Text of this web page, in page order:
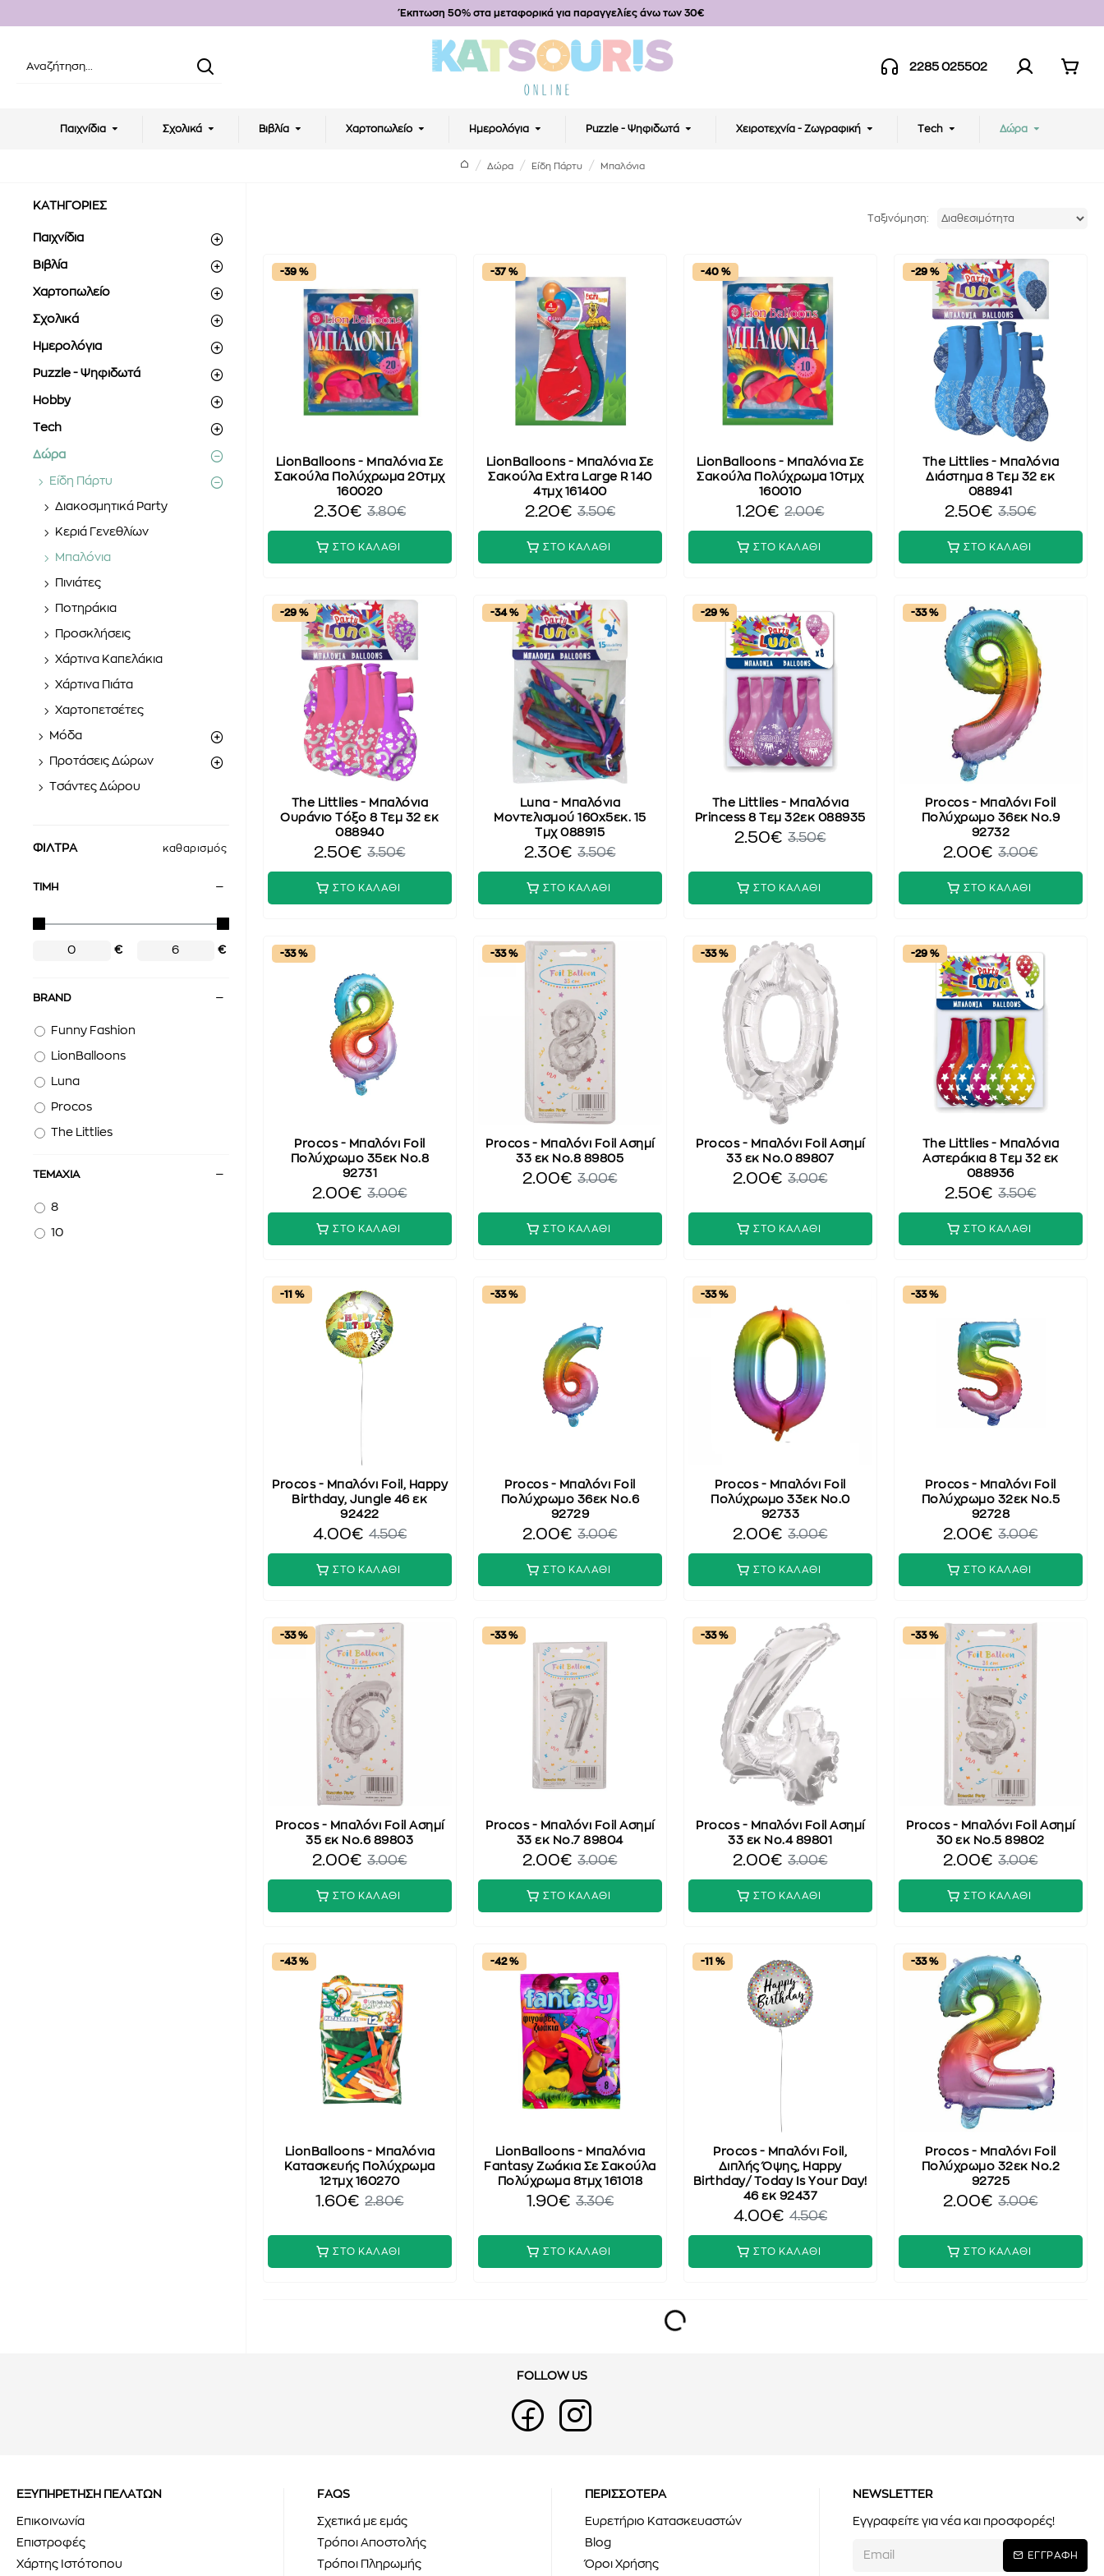
Έκπτωση 50% στα μεταφορικά για παραγγελίες άνω των 30€
2285 025502
Παιχνίδια Σχολικά Βιβλία Χαρτοπωλείο Ημερολόγια Puzzle - Ψηφιδωτά Χειροτεχνία - Ζωγραφική Tech Δώρα
Δώρα Είδη Πάρτυ Μπαλόνια
ΚΑΤΗΓΟΡΙΕΣ
Παιχνίδια
Βιβλία
Χαρτοπωλείο
Σχολικά
Ημερολόγια
Puzzle - Ψηφιδωτά
Hobby
Tech
Δώρα
Είδη Πάρτυ
Διακοσμητικά Party
Κεριά Γενεθλίων
Μπαλόνια
Πινιάτες
Ποτηράκια
Προσκλήσεις
Χάρτινα Καπελάκια
Χάρτινα Πιάτα
Χαρτοπετσέτες
Μόδα
Προτάσεις Δώρων
Τσάντες Δώρου
ΦΙΛΤΡΑ καθαρισμός
ΤΙΜΗ
€ €
BRAND
Funny Fashion
LionBalloons
Luna
Procos
The Littlies
ΤΕΜΆΧΙΑ
8
10
Ταξινόμηση:
-39 %
LionBalloons - Μπαλόνια Σε
Σακούλα Πολύχρωμα 20τμχ
160020
2.30€ 3.80€
ΣΤΟ ΚΑΛΑΘΙ
-37 %
LionBalloons - Μπαλόνια Σε
Σακούλα Extra Large R 140
4τμχ 161400
2.20€ 3.50€
ΣΤΟ ΚΑΛΑΘΙ
-40 %
LionBalloons - Μπαλόνια Σε
Σακούλα Πολύχρωμα 10τμχ
160010
1.20€ 2.00€
ΣΤΟ ΚΑΛΑΘΙ
-29 %
The Littlies - Μπαλόνια
Διάστημα 8 Τεμ 32 εκ
088941
2.50€ 3.50€
ΣΤΟ ΚΑΛΑΘΙ
-29 %
The Littlies - Μπαλόνια
Ουράνιο Τόξο 8 Τεμ 32 εκ
088940
2.50€ 3.50€
ΣΤΟ ΚΑΛΑΘΙ
-34 %
Luna - Μπαλόνια
Μοντελισμού 160x5εκ. 15
Τμχ 088915
2.30€ 3.50€
ΣΤΟ ΚΑΛΑΘΙ
-29 %
The Littlies - Μπαλόνια
Princess 8 Τεμ 32εκ 088935
2.50€ 3.50€
ΣΤΟ ΚΑΛΑΘΙ
-33 %
Procos - Μπαλόνι Foil
Πολύχρωμο 36εκ No.9
92732
2.00€ 3.00€
ΣΤΟ ΚΑΛΑΘΙ
-33 %
Procos - Μπαλόνι Foil
Πολύχρωμο 35εκ No.8
92731
2.00€ 3.00€
ΣΤΟ ΚΑΛΑΘΙ
-33 %
Procos - Μπαλόνι Foil Ασημί
33 εκ No.8 89805
2.00€ 3.00€
ΣΤΟ ΚΑΛΑΘΙ
-33 %
Procos - Μπαλόνι Foil Ασημί
33 εκ No.0 89807
2.00€ 3.00€
ΣΤΟ ΚΑΛΑΘΙ
-29 %
The Littlies - Μπαλόνια
Αστεράκια 8 Τεμ 32 εκ
088936
2.50€ 3.50€
ΣΤΟ ΚΑΛΑΘΙ
-11 %
Procos - Μπαλόνι Foil, Happy
Birthday, Jungle 46 εκ
92422
4.00€ 4.50€
ΣΤΟ ΚΑΛΑΘΙ
-33 %
Procos - Μπαλόνι Foil
Πολύχρωμο 36εκ No.6
92729
2.00€ 3.00€
ΣΤΟ ΚΑΛΑΘΙ
-33 %
Procos - Μπαλόνι Foil
Πολύχρωμο 33εκ No.0
92733
2.00€ 3.00€
ΣΤΟ ΚΑΛΑΘΙ
-33 %
Procos - Μπαλόνι Foil
Πολύχρωμο 32εκ No.5
92728
2.00€ 3.00€
ΣΤΟ ΚΑΛΑΘΙ
-33 %
Procos - Μπαλόνι Foil Ασημί
35 εκ No.6 89803
2.00€ 3.00€
ΣΤΟ ΚΑΛΑΘΙ
-33 %
Procos - Μπαλόνι Foil Ασημί
33 εκ No.7 89804
2.00€ 3.00€
ΣΤΟ ΚΑΛΑΘΙ
-33 %
Procos - Μπαλόνι Foil Ασημί
33 εκ No.4 89801
2.00€ 3.00€
ΣΤΟ ΚΑΛΑΘΙ
-33 %
Procos - Μπαλόνι Foil Ασημί
30 εκ No.5 89802
2.00€ 3.00€
ΣΤΟ ΚΑΛΑΘΙ
-43 %
LionBalloons - Μπαλόνια
Κατασκευής Πολύχρωμα
12τμχ 160270
1.60€ 2.80€
ΣΤΟ ΚΑΛΑΘΙ
-42 %
LionBalloons - Μπαλόνια
Fantasy Ζωάκια Σε Σακούλα
Πολύχρωμα 8τμχ 161018
1.90€ 3.30€
ΣΤΟ ΚΑΛΑΘΙ
-11 %
Procos - Μπαλόνι Foil,
Διπλής Όψης, Happy
Birthday/ Today Is Your Day!
46 εκ 92437
4.00€ 4.50€
ΣΤΟ ΚΑΛΑΘΙ
-33 %
Procos - Μπαλόνι Foil
Πολύχρωμο 32εκ No.2
92725
2.00€ 3.00€
ΣΤΟ ΚΑΛΑΘΙ
FOLLOW US
ΕΞΥΠΗΡΕΤΗΣΗ ΠΕΛΑΤΩΝ
Επικοινωνία
Επιστροφές
Χάρτης Ιστότοπου
FAQS
Σχετικά με εμάς
Τρόποι Αποστολής
Τρόποι Πληρωμής
ΠΕΡΙΣΣΟΤΕΡΑ
Ευρετήριο Κατασκευαστών
Blog
Όροι Χρήσης
NEWSLETTER
Εγγραφείτε για νέα και προσφορές!
ΕΓΓΡΑΦΗ